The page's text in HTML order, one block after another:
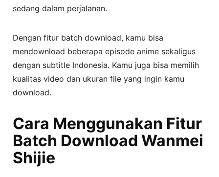
sedang dalam perjalanan.
Dengan fitur batch download, kamu bisa
mendownload beberapa episode anime sekaligus
dengan subtitle Indonesia. Kamu juga bisa memilih
kualitas video dan ukuran file yang ingin kamu
download.
Cara Menggunakan Fitur
Batch Download Wanmei
Shijie